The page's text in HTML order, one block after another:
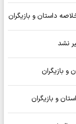
داستان و بازیگران
نشد
بازیگران
و بازیگران